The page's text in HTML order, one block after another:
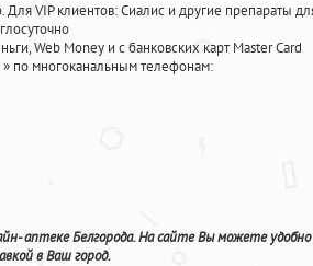
VIP клиентов: Сиалис и другие препараты
Web Money и с банковских карт Master Card
» по многоканальным телефонам:
аптеке Белгорода. На сайте Вы можете удобно
в Ваш город.